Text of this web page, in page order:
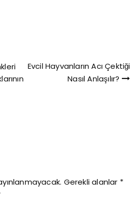
Evcil Hayvanların Acı Çektiği
Nasıl Anlaşılır?
Gerekli alanlar *